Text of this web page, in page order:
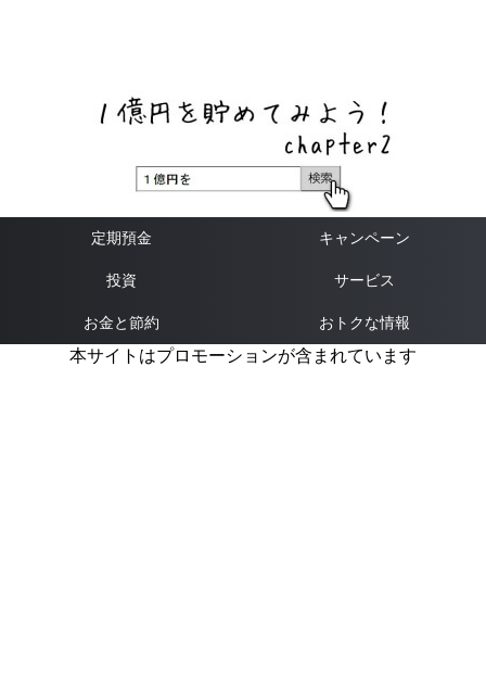
定期預金 キャンペーン
投資 サービス
お金と節約 おトクな情報
本サイトはプロモーションが含まれています